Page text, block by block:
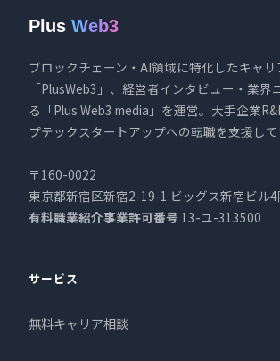
Plus Web3
ブロックチェーン・AI領域に特化したキャリ
「PlusWeb3」、経営者インタビュー・業界
る「Plus Web3 media」を運営。大手企業
プテックスタートアップへの転職を支援して
〒160-0022
東京都新宿区新宿2-19-1 ビッグス新宿ビル4
有料職業紹介事業許可番号 13-ユ-313500
サービス
無料キャリア相談